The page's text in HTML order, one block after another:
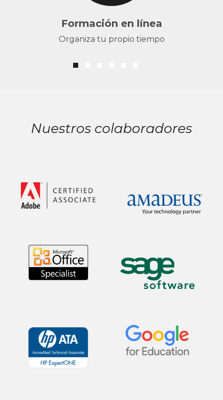
Formación en línea
Organiza tu propio tiempo
Nuestros colaboradores